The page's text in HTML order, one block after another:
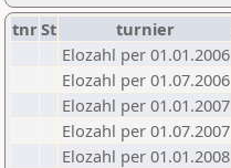
tnrSt turnier
Elozahl per 01.01.2006
Elozahl per 01.07.2006
Elozahl per 01.01.2007
Elozahl per 01.07.2007
Elozahl per 01.01.2008